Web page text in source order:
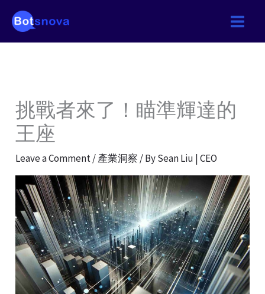
挑戰者來了！瞄準輝達的
王座
Leave a Comment/產業洞察 / BySean Liu | CEO